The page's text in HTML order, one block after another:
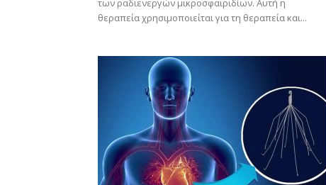
των ραδιενεργών μικροσφαιριδίων. Αυτή η
θεραπεία χρησιμοποιείται για τη θεραπεία και...